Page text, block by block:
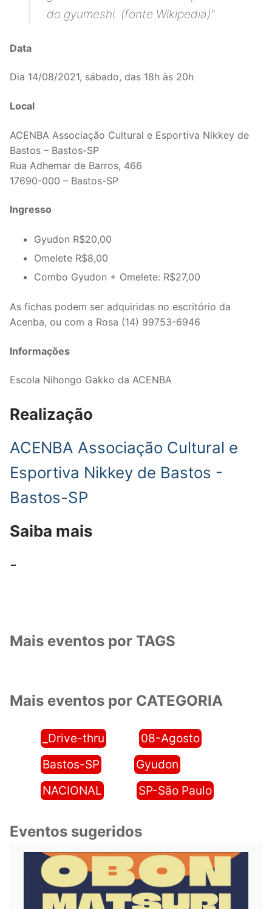
do gyumeshi. (fonte Wikipedia)"
Data
Dia 14/08/2021, sábado, das 18h às 20h
Local
ACENBA Associação Cultural e Esportiva Nikkey de
Bastos – Bastos-SP
Rua Adhemar de Barros, 466
17690-000 – Bastos-SP
Ingresso
Gyudon R$20,00
Omelete R$8,00
Combo Gyudon + Omelete: R$27,00
As fichas podem ser adquiridas no escritório da
Acenba, ou com a Rosa (14) 99753-6946
Informações
Escola Nihongo Gakko da ACENBA
Realização
ACENBA Associação Cultural e
Esportiva Nikkey de Bastos -
Bastos-SP
Saiba mais
-
Mais eventos por TAGS
Mais eventos por CATEGORIA
_Drive-thru
08-Agosto
Bastos-SP
Gyudon
NACIONAL
SP-São Paulo
Eventos sugeridos